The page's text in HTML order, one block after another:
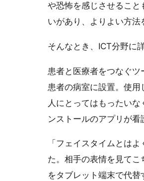
や恐怖を感じさせるこ
いがあり、よりよい方法
そんなとき、ICT分野に
患者と医療者をつなぐ
患者の病室に設置。使
人にとってはもったい
ンストールのアプリが看
「フェイスタイムとは
た。相手の表情を見て
をタブレット端末で代替